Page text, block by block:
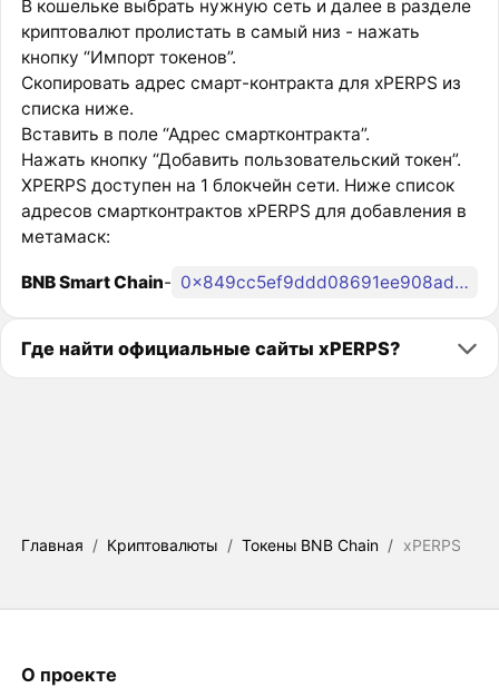
В кошельке выбрать нужную сеть и далее в разделе
криптовалют пролистать в самый низ - нажать
кнопку “Импорт токенов”.
Скопировать адрес смарт-контракта для xPERPS из
списка ниже.
Вставить в поле “Адрес смартконтракта”.
Нажать кнопку “Добавить пользовательский токен”.
XPERPS доступен на 1 блокчейн сети. Ниже список
адресов смартконтрактов xPERPS для добавления в
метамаск:
BNB Smart Chain- 0x849cc5ef9ddd08691ee908ad8001003b4bf104e5
Где найти официальные сайты xPERPS?
Главная / Криптовалюты / Токены BNB Chain / xPERPS
О проекте